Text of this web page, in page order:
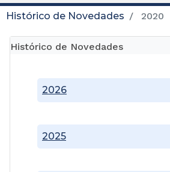
Histórico de Novedades 2020
Histórico de Novedades
2025
2026